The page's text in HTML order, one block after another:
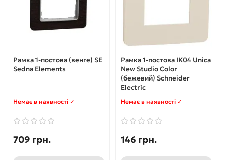
Рамка 1-постова (венге) SE
Sedna Elements
Немає в наявності ✓
709 грн.
Рамка 1-постова IK04 Unica
New Studio Color
(бежевий) Schneider
Electric
Немає в наявності ✓
146 грн.